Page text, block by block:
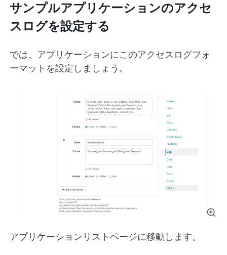
サンプルアプリケーションのアクセ
スログを設定する
では、アプリケーションにこのアクセスログフォ
ーマットを設定しましょう。
アプリケーションリストページに移動します。